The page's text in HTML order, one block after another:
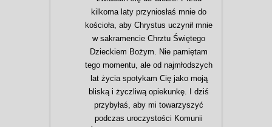
kilkoma laty przyniosłaś mnie do
kościoła, aby Chrystus uczynił mnie
w sakramencie Chrztu Świętego
Dzieckiem Bożym. Nie pamiętam
tego momentu, ale od najmłodszych
lat życia spotykam Cię jako moją
bliską i życzliwą opiekunkę. I dziś
przybyłaś, aby mi towarzyszyć
podczas uroczystości Komunii